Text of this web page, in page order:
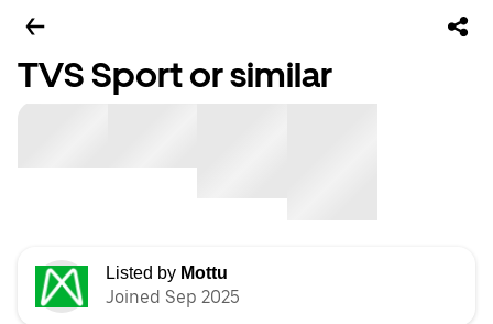
TVS Sport or similar
Listed by Mottu
Joined Sep 2025